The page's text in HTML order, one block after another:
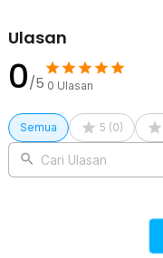
Ulasan
0/5 0 Ulasan
Semua 5 (0)
Cari Ulasan